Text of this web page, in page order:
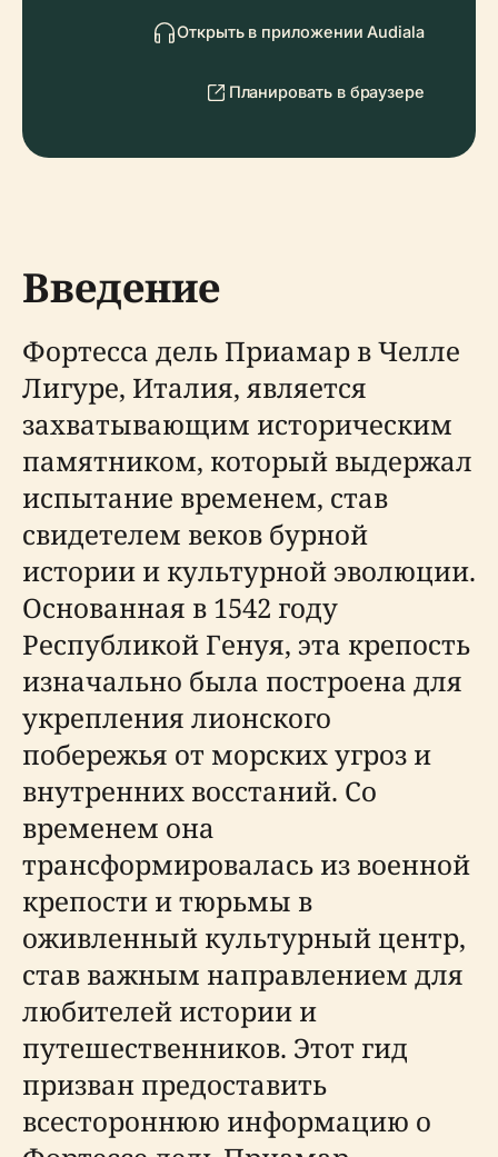
Открыть в приложении Audiala
Планировать в браузере
Введение
Фортесса дель Приамар в Челле
Лигуре, Италия, является
захватывающим историческим
памятником, который выдержал
испытание временем, став
свидетелем веков бурной
истории и культурной эволюции.
Основанная в 1542 году
Республикой Генуя, эта крепость
изначально была построена для
укрепления лионского
побережья от морских угроз и
внутренних восстаний. Со
временем она
трансформировалась из военной
крепости и тюрьмы в
оживленный культурный центр,
став важным направлением для
любителей истории и
путешественников. Этот гид
призван предоставить
всестороннюю информацию о